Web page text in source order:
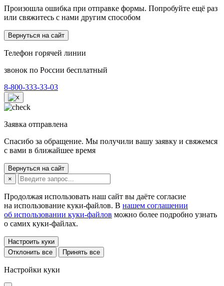
Произошла ошибка при отправке формы. Попробуйте ещё раз
или свяжитесь с нами другим способом
Вернуться на сайт
Телефон горячей линии
звонок по России бесплатный
8-800-333-33-03
Заявка отправлена
Спасибо за обращение. Мы получили вашу заявку и свяжемся
с вами в ближайшее время
Вернуться на сайт
×
Продолжая использовать наш сайт вы даёте согласие
на использование куки-файлов. В нашем соглашении
об использовании куки-файлов можно более подробно узнать
о самих куки-файлах.
Настроить куки
Отклонить все
Принять все
Настройки куки